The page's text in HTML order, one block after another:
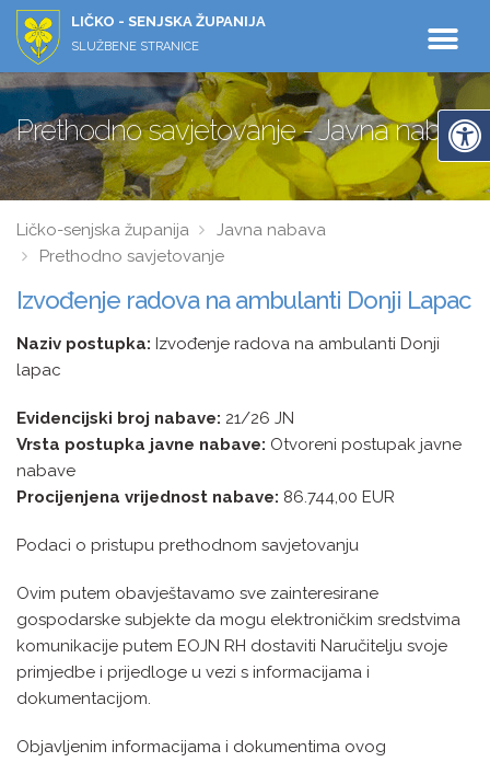
LIČKO - SENJSKA ŽUPANIJA
SLUŽBENE STRANICE
Prethodno savjetovanje - Javna nabava
Ličko-senjska županija
Javna nabava
Prethodno savjetovanje
Izvođenje radova na ambulanti Donji Lapac
Naziv postupka: Izvođenje radova na ambulanti Donji
lapac
Evidencijski broj nabave: 21/26 JN
Vrsta postupka javne nabave: Otvoreni postupak javne
nabave
Procijenjena vrijednost nabave: 86.744,00 EUR
Podaci o pristupu prethodnom savjetovanju
Ovim putem obavještavamo sve zainteresirane
gospodarske subjekte da mogu elektroničkim sredstvima
komunikacije putem EOJN RH dostaviti Naručitelju svoje
primjedbe i prijedloge u vezi s informacijama i
dokumentacijom.
Objavljenim informacijama i dokumentima ovog